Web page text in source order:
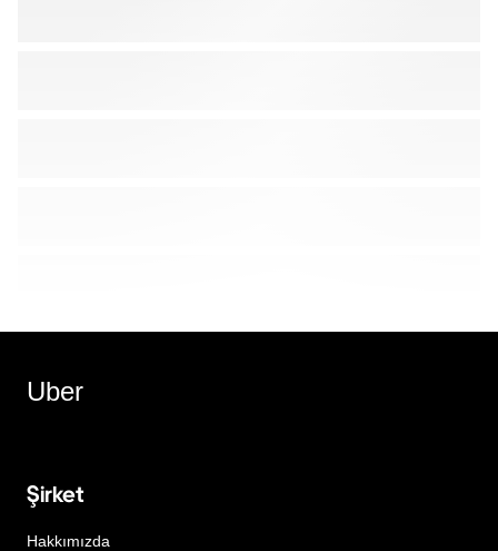
Uber
Şirket
Hakkımızda